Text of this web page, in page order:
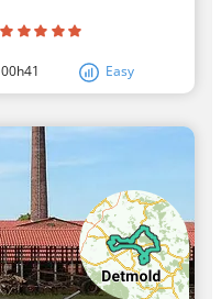
00h41 Easy